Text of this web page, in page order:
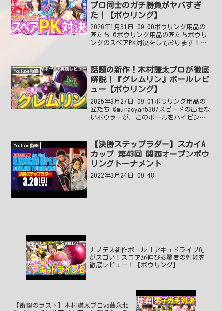
プロ同士のガチ勝負がヤバすぎ
た！【ボウリング】
2026年1月31日 09:00ボウリング用品の
匠たち @ボウリング用品の匠たちボウリ
ングのスペアPK対決をしております！皆
@DonnyLaneI rea...
Youtube動画
話題の新作！木村謙太プロが徹底
解説！『グレムリン』ボールレビ
ュー【ボウリング】
2025年9月27日 09:01ボウリング用品の
匠たち @muracyan5307スピードの出せな
いボウラーが、このボールをハイピンで
2025年9月27日 10:17 ...
Youtube動画
【決勝ステップラダー】スカイA
カップ 第43回 関西オープンボウ
リングトーナメント
2022年3月24日 09:48
ナノデス新作ボール「アキュドライブ6」
がスゴい！スコアが伸びる驚きの性能を
徹底レビュー！【ボウリング】
【衝撃のラスト】木村謙太プロvs藤永北